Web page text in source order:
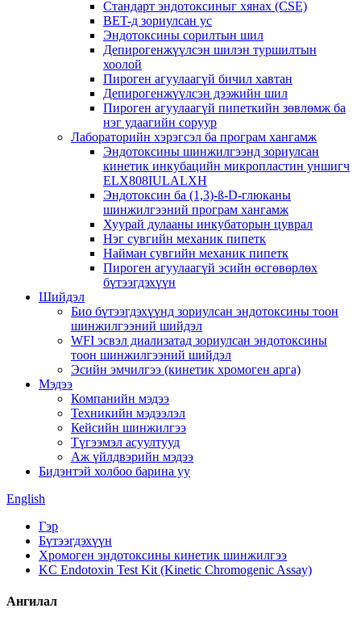
Стандарт эндотоксиныг хянах (CSE)
BET-д зориулсан ус
Эндотоксины сорилтын шил
Депирогенжүүлсэн шилэн туршилтын
хоолой
Пироген агуулаагүй бичил хавтан
Депирогенжүүлсэн дээжийн шил
Пироген агуулаагүй пипеткийн зөвлөмж ба
нэг удаагийн соруур
Лабораторийн хэрэгсэл ба програм хангамж
Эндотоксины шинжилгээнд зориулсан
кинетик инкубацийн микропластин уншигч
ELX808IULALXH
Эндотоксин ба (1,3)-ß-D-глюканы
шинжилгээний програм хангамж
Хуурай дулааны инкубаторын цуврал
Нэг сувгийн механик пипетк
Найман сувгийн механик пипетк
Пироген агуулаагүй эсийн өсгөвөрлөх
бүтээгдэхүүн
Шийдэл
Био бүтээгдэхүүнд зориулсан эндотоксины тоон
шинжилгээний шийдэл
WFI эсвэл диализатад зориулсан эндотоксины
тоон шинжилгээний шийдэл
Эсийн эмчилгээ (кинетик хромоген арга)
Мэдээ
Компанийн мэдээ
Техникийн мэдээлэл
Кейсийн шинжилгээ
Түгээмэл асуултууд
Аж үйлдвэрийн мэдээ
Бидэнтэй холбоо барина уу
English
Гэр
Бүтээгдэхүүн
Хромоген эндотоксины кинетик шинжилгээ
KC Endotoxin Test Kit (Kinetic Chromogenic Assay)
Ангилал